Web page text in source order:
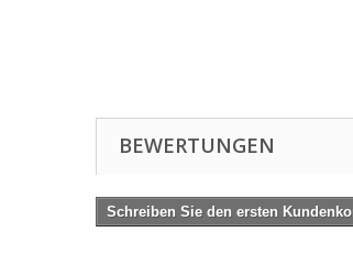
BEWERTUNGEN
Schreiben Sie den ersten